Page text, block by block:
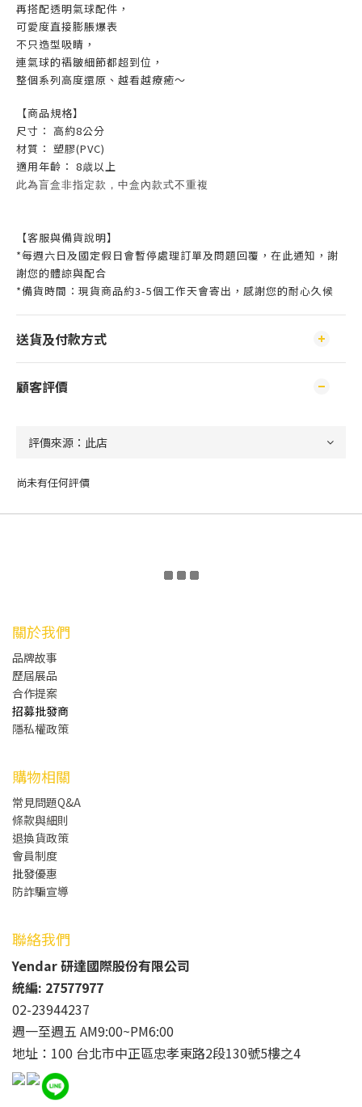
再搭配透明氣球配件，
可愛度直接膨脹爆表
不只造型吸睛，
連氣球的褶皺細節都超到位，
整個系列高度還原、越看越療癒～
【商品規格】
尺寸： 高約8公分
材質： 塑膠(PVC)
適用年齡： 8歳以上
此為盲盒非指定款，中盒內款式不重複
【客服與備貨說明】
*每週六日及國定假日會暫停處理訂單及問題回覆，在此通知，謝
謝您的體諒與配合
*備貨時間：現貨商品約3-5個工作天會寄出，感謝您的耐心久候
送貨及付款方式
顧客評價
尚未有任何評價
關於我們
品牌故事
歷屆展品
合作提案
招募批發商
隱私權政策
購物相關
常見問題Q&A
條款與細則
退換貨政策
會員制度
批發優惠
防詐騙宣導
聯絡我們
Yendar 研達國際股份有限公司
統編: 27577977
02-23944237
週一至週五 AM9:00~PM6:00
地址：100 台北市中正區忠孝東路2段130號5樓之4